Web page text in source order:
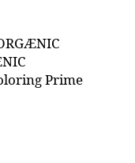
Prime